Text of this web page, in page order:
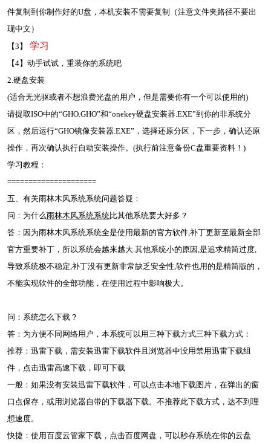
件复制到你制作好的U盘，本机安装不需要复制（注意文件夹路径不要出
现中文）
【3】
学习
【4】动手试试，重装你的系统吧
2.硬盘安装
(适合无光驱或者不想浪费光盘的用户，但是需要你有一个可以使用的)
请提取ISO中的“GHO.GHO”和“onekey硬盘安装器.EXE”到你的非系统分
区，然后运行“GHO镜像安装器.EXE”，选择还原分区，下一步，确认还原
操作，再次确认执行自动安装操作。(执行前注意备份C盘重要资料！)
学习教程：
=====================
五、有关雨林木风系统系统问题答疑：
问：为什么雨林木风系统系统比其他系统要大好多？
答：因为雨林木风系统系统全是使用最新的官方软件,补丁更新至最新全部
官方重要补丁，所以系统会越来越大.其他系统小的原因,是追求精简过度,
导致系统极不稳定,补丁没有更新非常缺乏安全性,软件也用的是精简版的，
不能实现软件的全部功能，在使用过程中影响极大。
问：系统怎么下载？
答：为方便不同网络用户，本系统可以用三种下载方式三种下载方式：
推荐：迅雷下载，需安装迅雷下载软件且浏览器中没用禁用迅雷下载组
件，点击迅雷高速下载，即可下载
一般：如果没有安装迅雷下载软件，可以点击本地下载图片，在弹出的窗
口点保存，或用浏览器自带的下载器下载。不推荐此下载方式，达不到理
想速度。
快捷：使用百度云管家下载，点击百度网盘，可以秒存系统在你的云盘